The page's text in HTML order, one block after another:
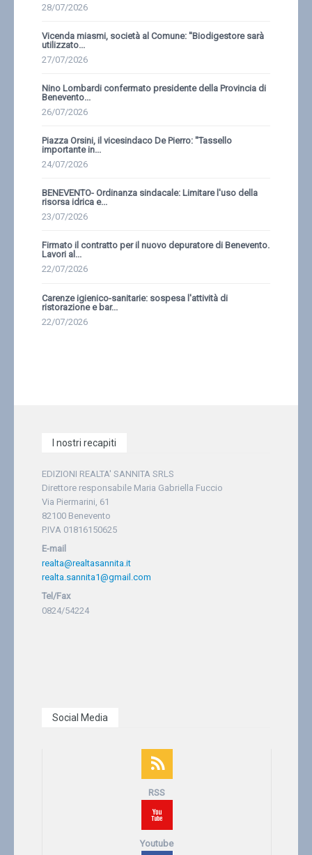
28/07/2026
Vicenda miasmi, società al Comune: ''Biodigestore sarà
utilizzato...
27/07/2026
Nino Lombardi confermato presidente della Provincia di
Benevento...
26/07/2026
Piazza Orsini, il vicesindaco De Pierro: ''Tassello
importante in...
24/07/2026
BENEVENTO- Ordinanza sindacale: Limitare l'uso della
risorsa idrica e...
23/07/2026
Firmato il contratto per il nuovo depuratore di Benevento.
Lavori al...
22/07/2026
Carenze igienico-sanitarie: sospesa l'attività di
ristorazione e bar...
22/07/2026
I nostri recapiti
EDIZIONI REALTA' SANNITA SRLS
Direttore responsabile Maria Gabriella Fuccio
Via Piermarini, 61
82100 Benevento
P.IVA 01816150625
E-mail
realta@realtasannita.it
realta.sannita1@gmail.com
Tel/Fax
0824/54224
Social Media
RSS
Youtube